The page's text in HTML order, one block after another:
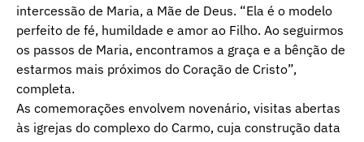
intercessão de Maria, a Mãe de Deus. “Ela é o modelo
perfeito de fé, humildade e amor ao Filho. Ao seguirmos
os passos de Maria, encontramos a graça e a bênção de
estarmos mais próximos do Coração de Cristo”,
completa.
As comemorações envolvem novenário, visitas abertas
às igrejas do complexo do Carmo, cuja construção data